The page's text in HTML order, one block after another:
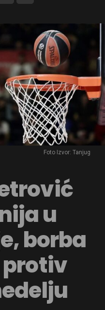
Foto Izvor: Tanjug
u
borba
protiv